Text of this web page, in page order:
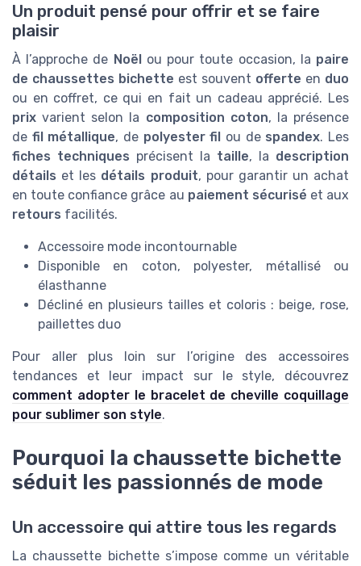
Un produit pensé pour offrir et se faire
plaisir
À l’approche de Noëlou pour toute occasion, la paire
de chaussettes bichette est souvent offerte en duo
ou en coffret, ce qui en fait un cadeau apprécié. Les
prix varient selon la composition coton, la présence
de fil métallique, de polyester fil ou de spandex. Les
fiches techniques précisent la taille, la description
détails et les détails produit, pour garantir un achat
en toute confiance grâce au paiement sécurisé et aux
retours facilités.
Accessoire mode incontournable
Disponible en coton, polyester, métallisé ou
élasthanne
Décliné en plusieurs tailles et coloris : beige, rose,
paillettes duo
Pour aller plus loin sur l’origine des accessoires
tendances et leur impact sur le style, découvrez
comment adopter le bracelet de cheville coquillage
pour sublimer son style.
Pourquoi la chaussette bichette
séduit les passionnés de mode
Un accessoire qui attire tous les regards
La chaussette bichette s’impose comme un véritable